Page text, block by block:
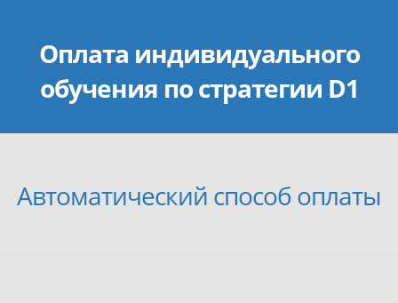
Оплата индивидуального
обучения по стратегии D1
Автоматический способ оплаты